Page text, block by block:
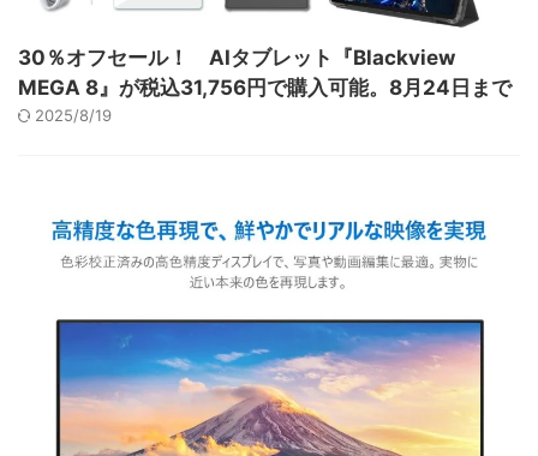
30％オフセール！ AIタブレット『Blackview
MEGA 8』が税込31,756円で購入可能。8月24日まで
2025/8/19